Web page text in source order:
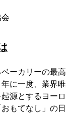
ーカリーの最高
に一度、業界唯
源とするヨーロ
もてなし」の日